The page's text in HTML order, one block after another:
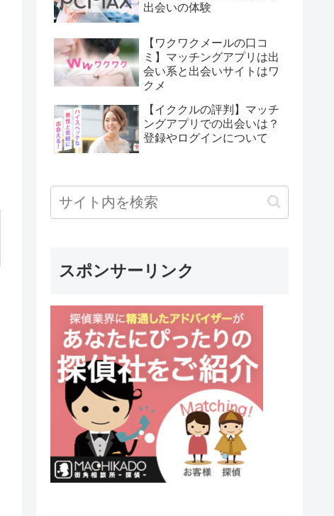
出会いの体験
【ワクワクメールの口コ
ミ】マッチングアプリは出
会い系と出会いサイトはワ
クメ
【イククルの評判】マッチ
ングアプリでの出会いは？
登録やログインについて
スポンサーリンク